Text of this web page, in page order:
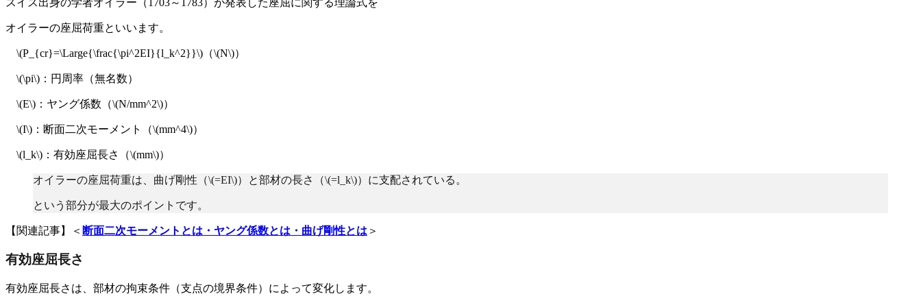
オイラーの座屈荷重といいます。
\(P_{cr}=\Large{\frac{\pi^2EI}{l_k^2}}\)（\(N\)）
\(\pi\)：円周率（無名数）
\(E\)：ヤング係数（\(N/mm^2\)）
\(I\)：断面二次モーメント（\(mm^4\)）
\(l_k\)：有効座屈長さ（\(mm\)）
オイラーの座屈荷重は、曲げ剛性（\(=EI\)）と部材の長さ（\(=l_k\)）に支配されている。
という部分が最大のポイントです。
【関連記事】＜ 断面二次モーメントとは・ヤング係数とは・曲げ剛性とは ＞
有効座屈長さ
有効座屈長さは、部材の拘束条件（支点の境界条件）によって変化します。